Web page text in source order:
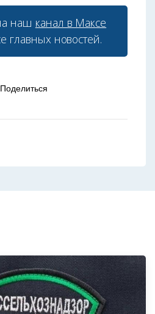
наш канал в Максе
главных новостей.
Поделиться